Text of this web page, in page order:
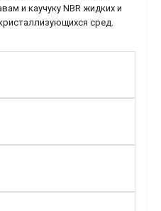
и каучуку NBR жидких и
сред.